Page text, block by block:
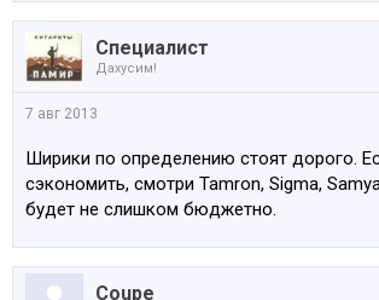
Специалист
Дахусим!
7 авг 2013
Ширики по определению стоят дорого.
сэкономить, смотри Tamron, Sigma,
будет не слишком бюджетно.
Coupe